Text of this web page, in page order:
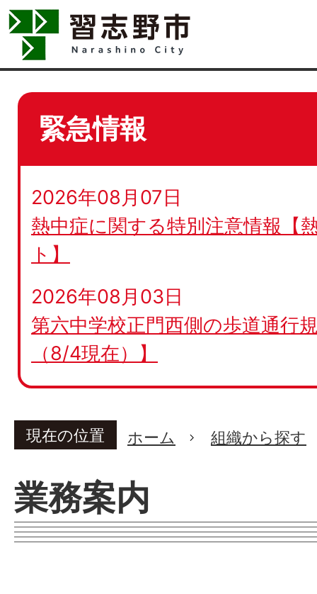
緊急情報
2026年08月07日
熱中症に関する特別注意情報【
ト】
2026年08月03日
第六中学校正門西側の歩道通行
（8/4現在）】
現在の位置 ホーム 組織から探す
業務案内